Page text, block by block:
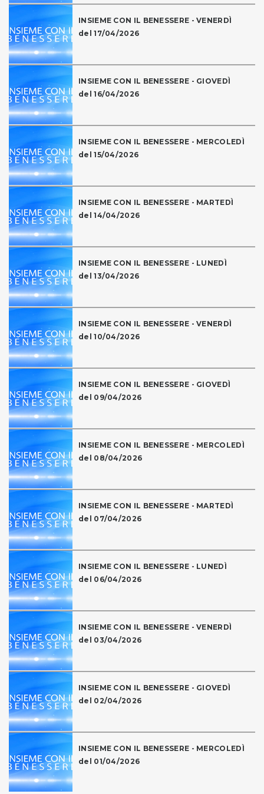
INSIEME CON IL BENESSERE - VENERDÌ
del 17/04/2026
INSIEME CON IL BENESSERE - GIOVEDÌ
del 16/04/2026
INSIEME CON IL BENESSERE - MERCOLEDÌ
del 15/04/2026
INSIEME CON IL BENESSERE - MARTEDÌ
del 14/04/2026
INSIEME CON IL BENESSERE - LUNEDÌ
del 13/04/2026
INSIEME CON IL BENESSERE - VENERDÌ
del 10/04/2026
INSIEME CON IL BENESSERE - GIOVEDÌ
del 09/04/2026
INSIEME CON IL BENESSERE - MERCOLEDÌ
del 08/04/2026
INSIEME CON IL BENESSERE - MARTEDÌ
del 07/04/2026
INSIEME CON IL BENESSERE - LUNEDÌ
del 06/04/2026
INSIEME CON IL BENESSERE - VENERDÌ
del 03/04/2026
INSIEME CON IL BENESSERE - GIOVEDÌ
del 02/04/2026
INSIEME CON IL BENESSERE - MERCOLEDÌ
del 01/04/2026